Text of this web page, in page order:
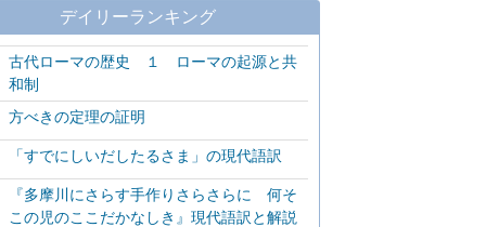
デイリーランキング
古代ローマの歴史 １ ローマの起源と共
和制
方べきの定理の証明
「すでにしいだしたるさま」の現代語訳
『多摩川にさらす手作りさらさらに 何そ
この児のここだかなしき』現代語訳と解説